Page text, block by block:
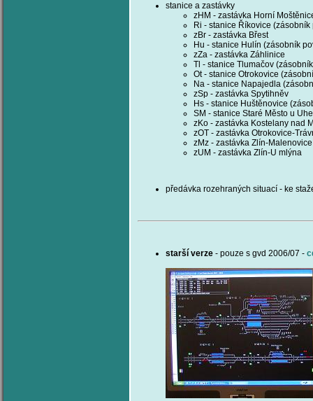
stanice a zastávky
zHM - zastávka Horní
Ri - stanice Říkovice (zásobník
zBr - zastávka Břest
Hu - stanice Hulín (zásobník
zZa - zastávka Záhlinice
Tl - stanice Tlumačov
Ot - stanice Otrokovice
Na - stanice Napajedla
zSp - zastávka Spytihněv
Hs - stanice Huštěnovice
SM - stanice Staré Město u
zKo - zastávka Kostelany nad
zOT - zastávka Otrokovice-
zMz - zastávka Zlín-
zUM - zastávka Zlín-U mlýna
předávka rozehraných situací - ke
starší verze - pouze s gvd 2006/07 -